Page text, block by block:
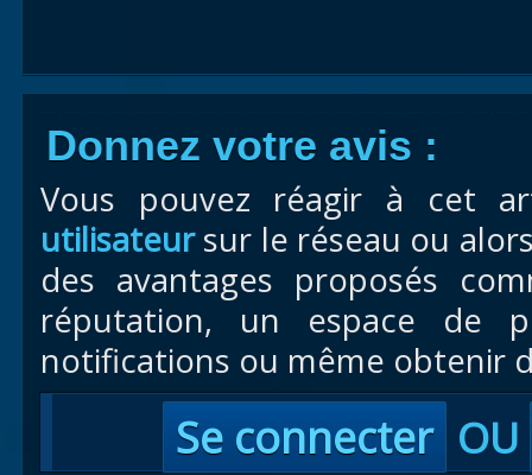
Donnez votre avis :
Vous pouvez réagir à cet
utilisateursur le réseau ou
des avantages proposés
réputation, un espace de
notifications ou même obtenir
Se connecter OU